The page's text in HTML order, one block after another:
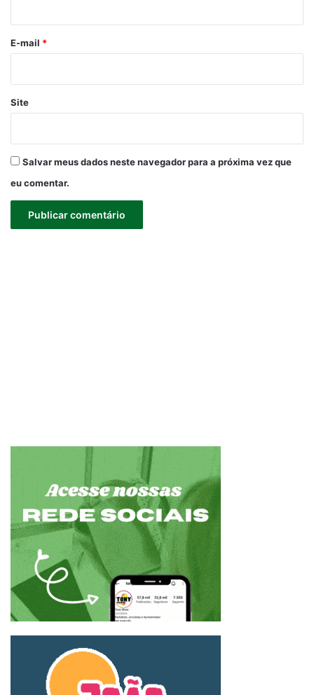
*
E-mail *
Site
Salvar meus dados neste navegador para a próxima vez que
eu comentar.